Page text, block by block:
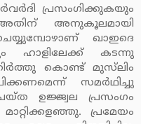
പ്രസംഗിക്കുകയും
അനുകൂലമായി
ഖാഇദെ
ഹാളിലേക്ക് കടന്നു
കൊണ്ട് മുസ്‌ലിം
സമര്‍ഥിച്ചു
ഉജ്ജ്വല പ്രസംഗം
പ്രമേയം